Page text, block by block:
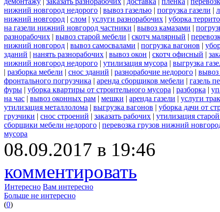
нижний новгород недорого | вывоз газелью | погрузка газели |
нижний новгород | слом | услуги разнорабочих | уборка
на газели нижний новгород частники | вывоз камазами |
разнорабочих | вывоз старой мебели | скотч малярный |
нижний новгород | вывоз самосвалами | погрузка вагонов |
зданий | нанять разнорабочих | вывоз окон | скотч офисный |
нижний новгород недорого | утилизация мусора | выгрузка
| разборка мебели | снос зданий | разнорабочие недорого |
фронтального погрузчика | аренда сборщиков мебели | газель
фуры | уборка квартиры от строительного мусора | разборка |
на час | вывоз оконных рам | мешки | аренда газели | услуги
утилизация металлолома | выгрузка вагонов | уборка дачи от
грузчики | снос строений | заказать рабочих | утилизация
сборщики мебели недорого | перевозка грузов нижний
мусора
08.09.2017 в 19:46
комментировать
Интересно Вам интересно
Больше не интересно
(0)